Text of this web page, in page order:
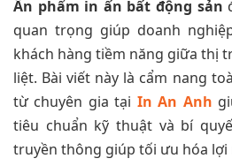
Ấn phẩm in ấn bất động sản
quan trọng giúp doanh
khách hàng tiềm năng giữa thị
liệt. Bài viết này là cẩm nang
từ chuyên gia tại In An Anh
tiêu chuẩn kỹ thuật và bí
truyền thông giúp tối ưu hóa